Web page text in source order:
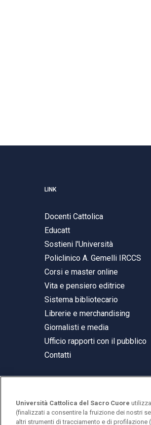
LINK
Docenti Cattolica
Educatt
Sostieni l'Università
Policlinico A. Gemelli IRCCS
Corsi e master online
Vita e pensiero editrice
Sistema bibliotecario
Librerie e merchandising
Giornalisti e media
Ufficio rapporti con il pubblico
Contatti
© Università Cattolica del Sacro
Largo A. Gemelli 1, 20123
Università Cattolica del Sacro Cuore
(finalizzati a consentire la fruizione dei nostri
altri strumenti di tracciamento e di